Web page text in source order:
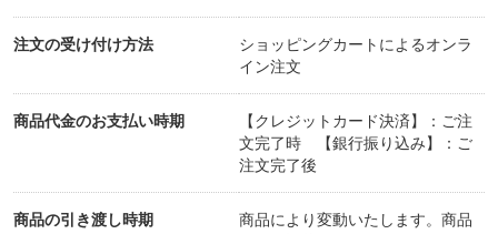
注文の受け付け方法
ショッピングカートによるオンラ
イン注文
商品代金のお支払い時期
【クレジットカード決済】：ご注
文完了時 【銀行振り込み】：ご
注文完了後
商品の引き渡し時期
商品により変動いたします。商品